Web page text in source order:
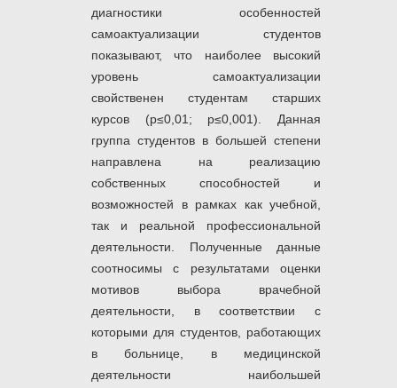
диагностики особенностей
самоактуализации студентов
показывают, что наиболее высокий
уровень самоактуализации
свойственен студентам старших
курсов (р≤0,01; р≤0,001). Данная
группа студентов в большей степени
направлена на реализацию
собственных способностей и
возможностей в рамках как учебной,
так и реальной профессиональной
деятельности. Полученные данные
соотносимы с результатами оценки
мотивов выбора врачебной
деятельности, в соответствии с
которыми для студентов, работающих
в больнице, в медицинской
деятельности наибольшей